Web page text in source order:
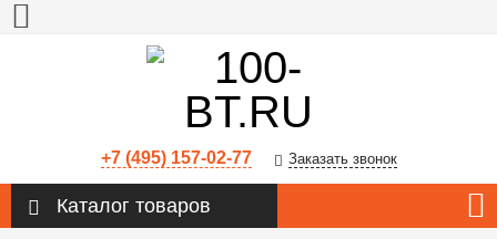
+7 (495) 157-02-77 Заказать звонок
Каталог товаров